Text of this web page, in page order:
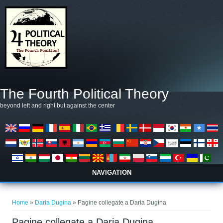
The Fourth Political Theory
beyond left and right but against the center
NAVIGATION
Home » Daria Dugina » Pagine collegate a Daria Dugina